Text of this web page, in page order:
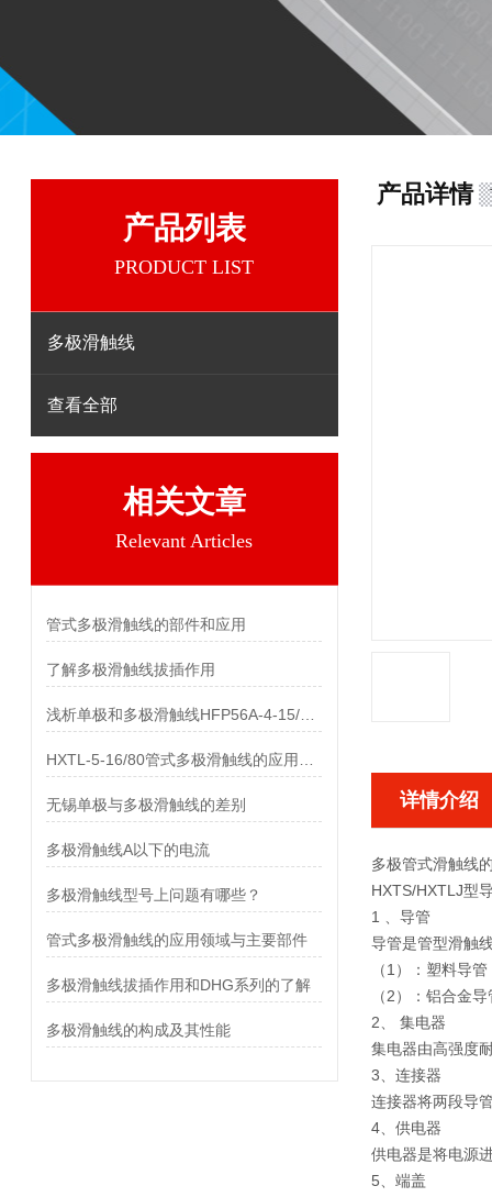
产品列表
PRODUCT LIST
多极滑触线
查看全部
相关文章
Relevant Articles
管式多极滑触线的部件和应用
了解多极滑触线拔插作用
无锡单极与多极滑触线的差别
多极滑触线A以下的电流
多极滑触线型号上问题有哪些？
管式多极滑触线的应用领域与主要部件
多极滑触线拔插作用和DHG系列的了解
多极滑触线的构成及其性能
产品详情
详情介绍
多极管式滑触线
HXTS/HXTLJ型
1 、导管
导管是管型滑触
（1）：塑料导
（2）：铝合金
2、 集电器
集电器由高强度
3、连接器
连接器将两段导
4、供电器
供电器是将电源
5、端盖